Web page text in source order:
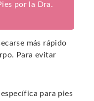
por la Dra.
más rápido
Para evitar
específica para pies